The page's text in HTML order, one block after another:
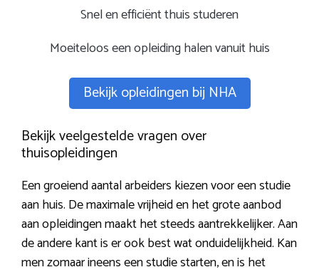
Snel en efficiënt thuis studeren
Moeiteloos een opleiding halen vanuit huis
Bekijk opleidingen bij NHA
Bekijk veelgestelde vragen over
thuisopleidingen
Een groeiend aantal arbeiders kiezen voor een studie
aan huis. De maximale vrijheid en het grote aanbod
aan opleidingen maakt het steeds aantrekkelijker. Aan
de andere kant is er ook best wat onduidelijkheid. Kan
men zomaar ineens een studie starten, en is het